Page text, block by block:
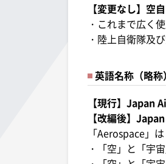
【変更なし】空
・これまで広く
・陸上自衛隊及
英語名称（略称）
【現行】Japan
【改編後】
「Aerospace」は
・「空」と「宇